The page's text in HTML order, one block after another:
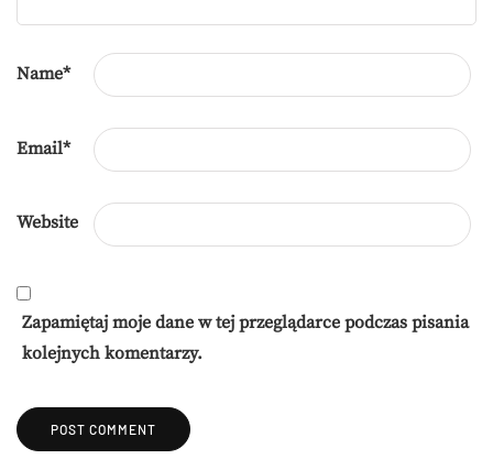
Name*
Email*
Website
Zapamiętaj moje dane w tej przeglądarce podczas pisania
kolejnych komentarzy.